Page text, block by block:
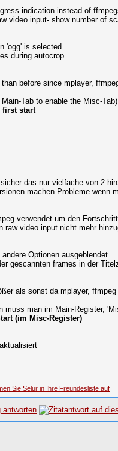
indication instead of
video input- show number of
'ogg' is selected
during autocrop
before since mplayer,
Tab to enable the Misc-Tab)
first start
das nur vielfache von 2
machen Probleme wenn
verwendet um den
raw video input nicht mehr
Optionen ausgeblendet
gescannten frames in der
als sonst da mplayer,
muss man im Main-Register,
(im Misc-Register)